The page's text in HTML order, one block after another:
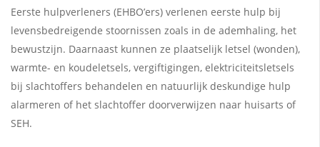
Eerste hulpverleners (EHBO’ers) verlenen eerste hulp bij
levensbedreigende stoornissen zoals in de ademhaling, het
bewustzijn. Daarnaast kunnen ze plaatselijk letsel (wonden),
warmte- en koudeletsels, vergiftigingen, elektriciteitsletsels
bij slachtoffers behandelen en natuurlijk deskundige hulp
alarmeren of het slachtoffer doorverwijzen naar huisarts of
SEH.